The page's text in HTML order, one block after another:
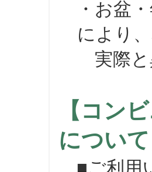
・お盆・
により
実際と
【コン
につい
■ご利用